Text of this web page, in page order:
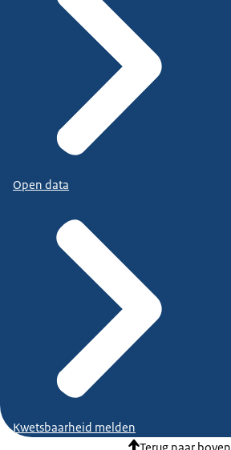
Open data
Kwetsbaarheid melden